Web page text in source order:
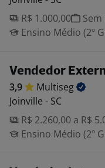
R$ 1.000,00
Ensino Médio (2º
Vendedor
3,9
Multiseg
Joinville - SC
R$ 2.260,00 a R$
Ensino Médio (2º